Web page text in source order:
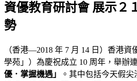
資優教育研討會 展示２
勢
（香港—2018 年 7 月 14 日）香港
學苑」）為慶祝成立 10 周年，舉辦
優．掌握機遇」
。其中包括今天假